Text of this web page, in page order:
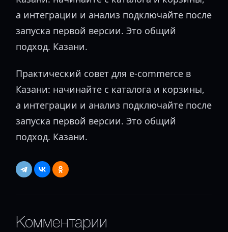
а интеграции и анализ подключайте после
запуска первой версии. Это общий
подход. Казани.
Практический совет для e-commerce в
Казани: начинайте с каталога и корзины,
а интеграции и анализ подключайте после
запуска первой версии. Это общий
подход. Казани.
Комментарии